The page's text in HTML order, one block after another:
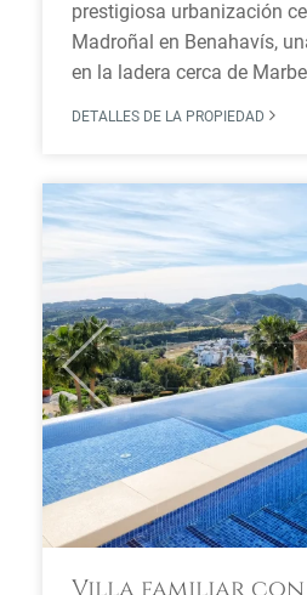
prestigiosa urbanización
Madroñal en Benahavís,
en la ladera cerca de
DETALLES DE LA PROPIEDAD
Previous